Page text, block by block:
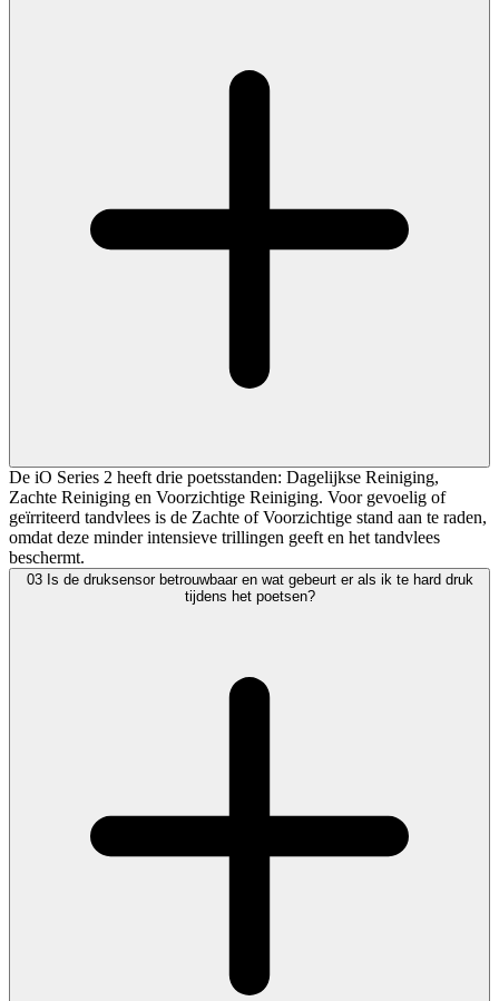
De iO Series 2 heeft drie poetsstanden: Dagelijkse Reiniging,
Zachte Reiniging en Voorzichtige Reiniging. Voor gevoelig of
geïrriteerd tandvlees is de Zachte of Voorzichtige stand aan te raden,
omdat deze minder intensieve trillingen geeft en het tandvlees
beschermt.
03 Is de druksensor betrouwbaar en wat gebeurt er als ik te hard druk
tijdens het poetsen?